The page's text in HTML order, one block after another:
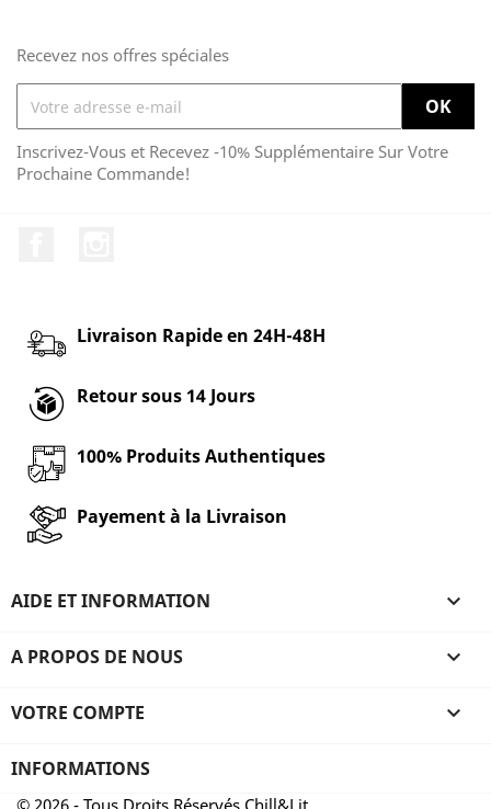
Recevez nos offres spéciales
Inscrivez-Vous et Recevez -10% Supplémentaire Sur Votre
Prochaine Commande!
Livraison Rapide en 24H-48H
Retour sous 14 Jours
100% Produits Authentiques
Payement à la Livraison
AIDE ET INFORMATION 
A PROPOS DE NOUS 
VOTRE COMPTE 
INFORMATIONS
© 2026 - Tous Droits Réservés Chill&Lit